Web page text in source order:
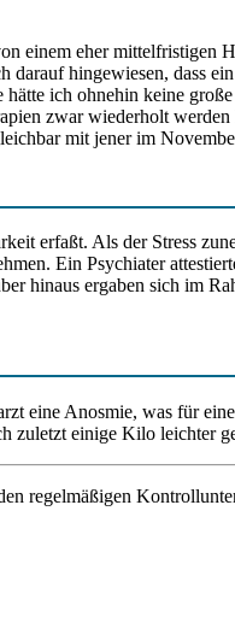
einem eher mittelfristigen
darauf hingewiesen, dass
ich ohnehin keine
zwar wiederholt
mit jener im
erfaßt. Als der Stress
Ein Psychiater
hinaus ergaben sich im
eine Anosmie, was für
zuletzt einige Kilo leichter
regelmäßigen